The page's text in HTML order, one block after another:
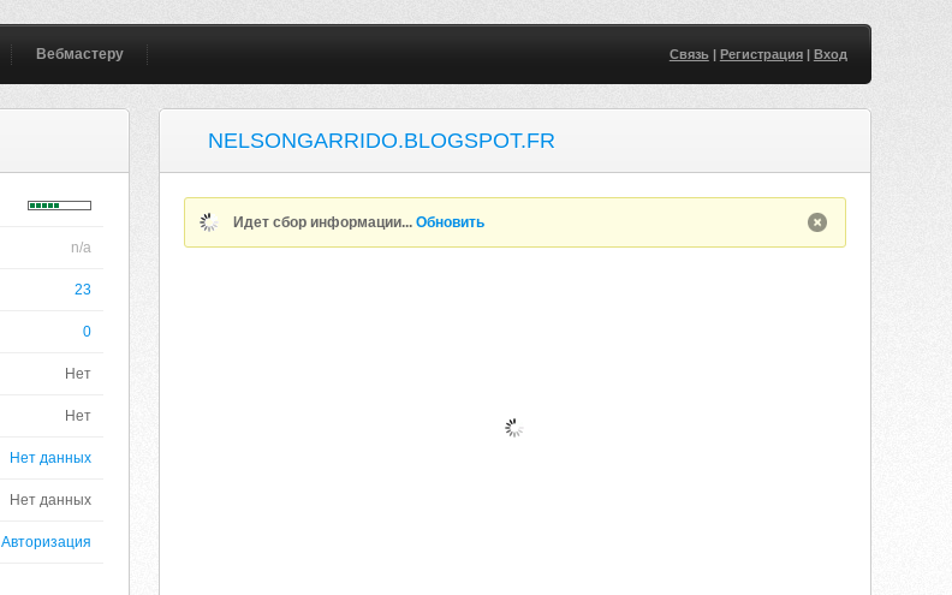
Вебмастеру Связь| Регистрация| Вход
n/a
23
0
Нет
Нет
Нет данных
Нет данных
Авторизация
NELSONGARRIDO.BLOGSPOT.FR
Идет сбор информации...Обновить